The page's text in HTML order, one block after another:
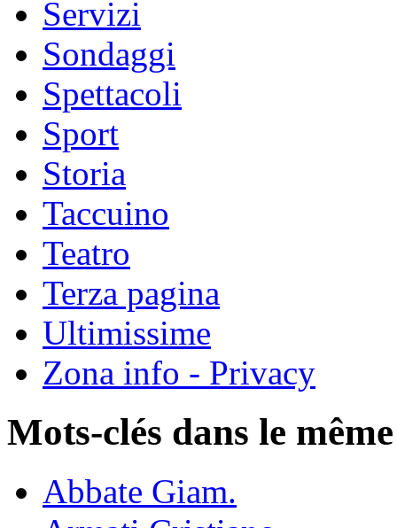
Servizi
Sondaggi
Spettacoli
Sport
Storia
Taccuino
Teatro
Terza pagina
Ultimissime
Zona info - Privacy
Mots-clés dans le
Abbate Giam.